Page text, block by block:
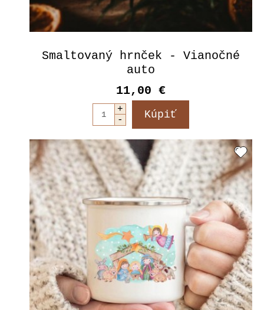
Smaltovaný hrnček - Vianočné
auto
11,00 €